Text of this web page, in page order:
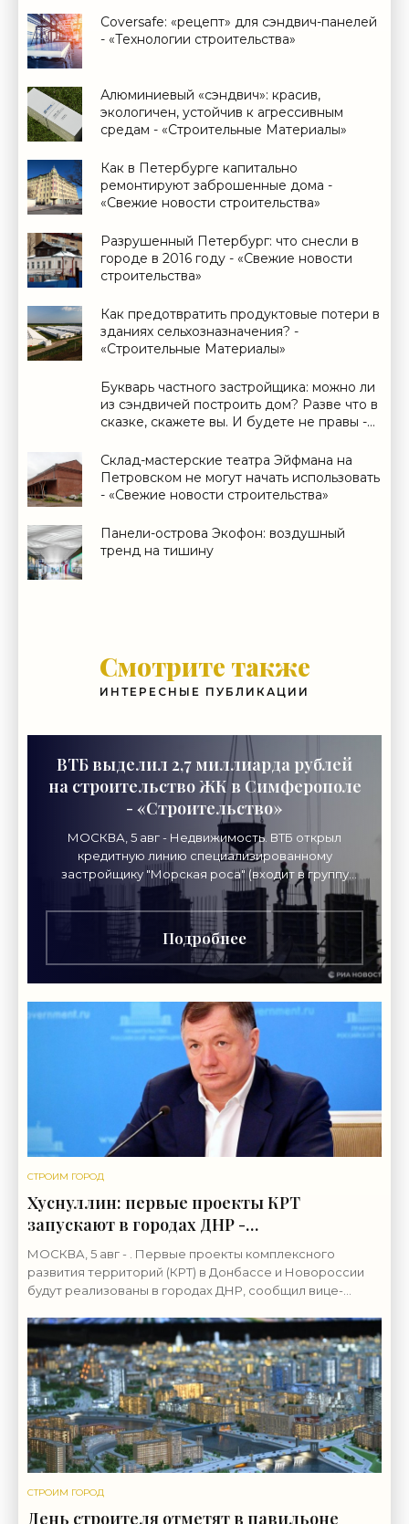
Coversafe: «рецепт» для сэндвич-панелей
- «Технологии строительства»
Алюминиевый «сэндвич»: красив,
экологичен, устойчив к агрессивным
средам - «Строительные Материалы»
Как в Петербурге капитально
ремонтируют заброшенные дома -
«Свежие новости строительства»
Разрушенный Петербург: что снесли в
городе в 2016 году - «Свежие новости
строительства»
Как предотвратить продуктовые потери в
зданиях сельхозназначения? -
«Строительные Материалы»
Букварь частного застройщика: можно ли
из сэндвичей построить дом? Разве что в
сказке, скажете вы. И будете не правы -
Склад-мастерские театра Эйфмана на
Петровском не могут начать использовать
- «Свежие новости строительства»
Панели-острова Экофон: воздушный
тренд на тишину
Смотрите также
ИНТЕРЕСНЫЕ ПУБЛИКАЦИИ
ВТБ выделил 2,7 миллиарда рублей
на строительство ЖК в Симферополе
- «Строительство»
МОСКВА, 5 авг - Недвижимость. ВТБ открыл
кредитную линию специализированному
застройщику "Морская роса" (входит в группу
"Монолит") в 2,7 миллиарда рублей для
Подробнее
СТРОИМ ГОРОД
Хуснуллин: первые проекты КРТ
запускают в городах ДНР -
«Строительство»
МОСКВА, 5 авг - . Первые проекты комплексного
развития территорий (КРТ) в Донбассе и Новороссии
будут реализованы в городах ДНР, сообщил вице-
СТРОИМ ГОРОД
День строителя отметят в павильоне